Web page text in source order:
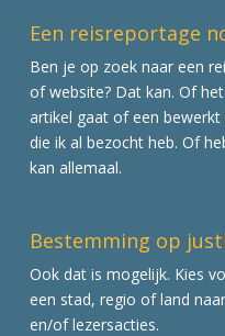
Een reisreportage
Ben je op zoek naar een
of website? Dat kan. Of
artikel gaat of een
die ik al bezocht heb. Of
kan allemaal.
Bestemming op
Ook dat is mogelijk. Kies
een stad, regio of land
en/of lezersacties.